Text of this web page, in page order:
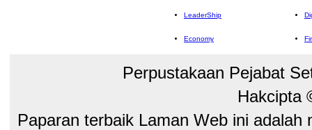
LeaderShip
Economy
Perpustakaan Pejabat
Hakcipta
Paparan terbaik Laman Web ini